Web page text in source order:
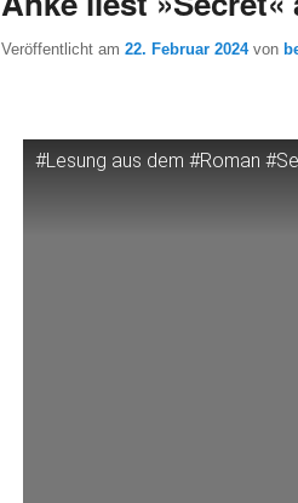
Veröffentlicht am 22. Februar 2024 von
#Lesung aus dem #Roman